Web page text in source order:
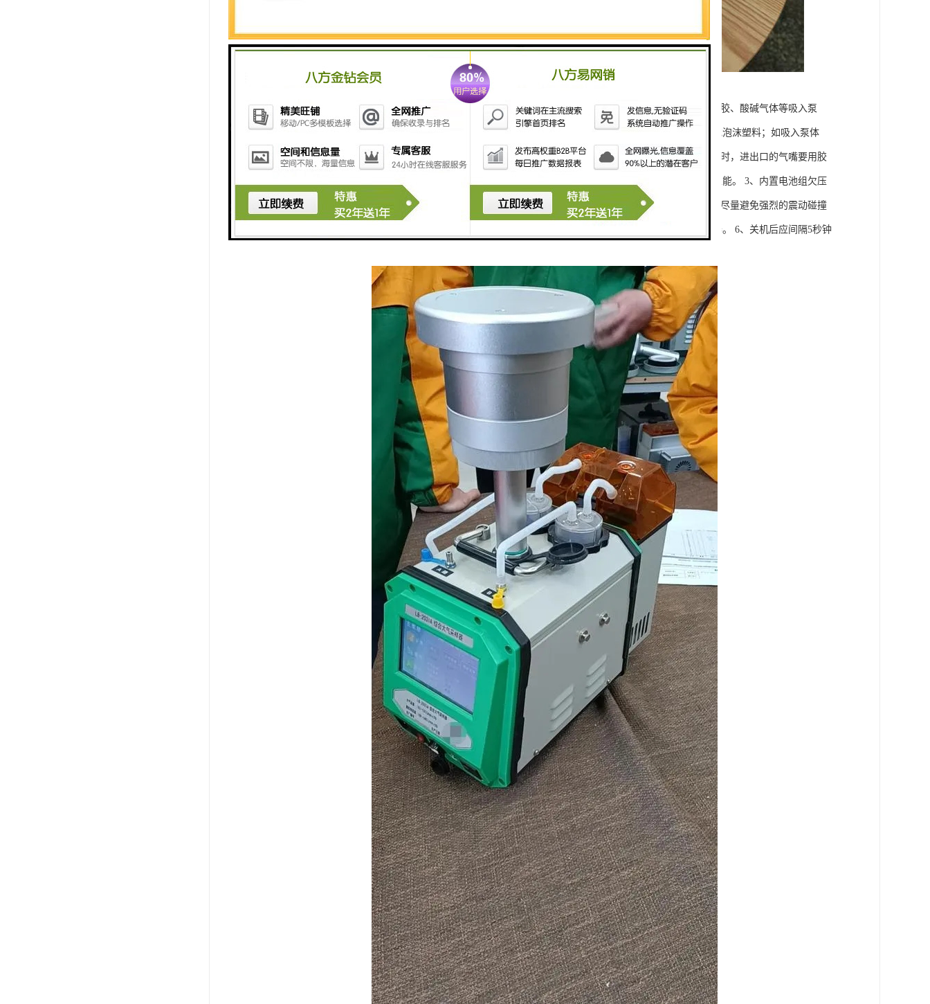
综合大气采样器使用时： 1、采样时，必须在综合大气采样器进气口处接上过滤器，防止大气中的灰尘、气溶胶、酸碱气体等吸入泵
内，降低仪器的工作性能和使用寿命。若操作不慎，发生倒吸现象，过滤器必须清洗干净，并重新换上滤棉或泡沫塑料；如吸入泵体
内，应用酒精清洗泵体，然后将仪器空载运转几分钟，待酒精挥发干净后方可投入正常使用。 2、长时间不用时，进出口的气嘴要用胶
管套好，防止灰尘进入；同时将内置电源充足电保存，并定期进行维护性补充，以确保电源具有良好的工作性能。 3、内置电池组欠压
应及时充电，否则影响仪器采样效果和电池性能，以确保电池具有良好工作性能。 4、在运输、使用过程中应尽量避免强烈的震动碰撞
及防止灰尘、雨、雪的侵袭。 5、现场采样时，应确认使用220V交流电，防止误接其它工业电源而损坏采样器。 6、关机后应间隔5秒钟